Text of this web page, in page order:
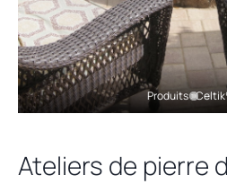
Produits :
Ateliers de pierre